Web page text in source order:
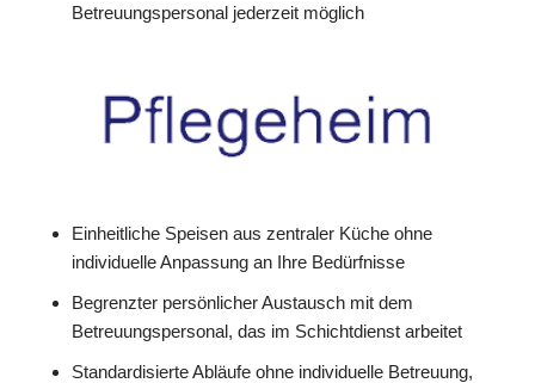
Betreuungspersonal jederzeit möglich
Einheitliche Speisen aus zentraler Küche ohne
individuelle Anpassung an Ihre Bedürfnisse
Begrenzter persönlicher Austausch mit dem
Betreuungspersonal, das im Schichtdienst arbeitet
Standardisierte Abläufe ohne individuelle Betreuung,